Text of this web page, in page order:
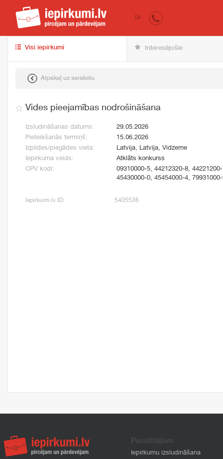
iepirkumi.lv
LV
Visi iepirkumi Interesējošie
Atpakaļ uz sarakstu
Vides pieejamības nodrošināšana
Izsludināšanas datums:
29.05.2026
Pieteikšanās termiņš:
15.06.2026
Izpildes/piegādes vieta:
Latvija, Latvija, Vidzeme
Iepirkuma veids:
Atklāts konkurss
CPV kodi:
09310000-5, 44212320-8,
45430000-0, 45454000-4,
Iepirkumi.lv ID: 5405536
Pasūtītājiem
Iepirkumu izsludināšana